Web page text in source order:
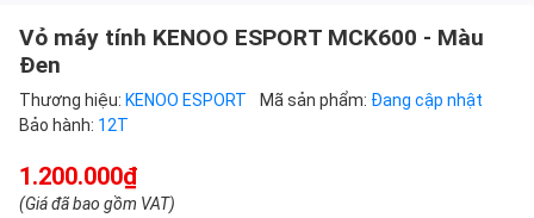
Vỏ máy tính KENOO ESPORT MCK600 - Màu
Đen
Thương hiệu: KENOO ESPORT Mã sản phẩm: Đang cập nhật
Bảo hành: 12T
1.200.000₫
(Giá đã bao gồm VAT)